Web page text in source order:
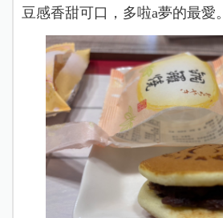
豆感香甜可口，多啦a夢的最愛。